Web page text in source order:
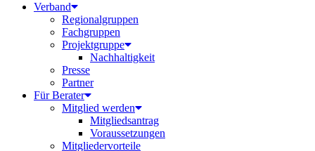
Verband
Regionalgruppen
Fachgruppen
Projektgruppe
Nachhaltigkeit
Presse
Partner
Für Berater
Mitglied werden
Mitgliedsantrag
Voraussetzungen
Mitgliedervorteile